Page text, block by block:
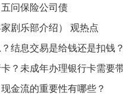
问保险公司债
剧乐部介绍） 观热点
结息交易是给钱还是扣钱？
金流的重要性有哪些？